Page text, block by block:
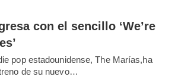
con el sencillo ‘We’re
pop estadounidense, The Marías,ha
de su nuevo…